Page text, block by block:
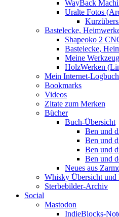
WayBack
Uralte Fotos
Bastelecke,
Shapeoko 2
Bastelecke,
Meine
HolzWerken
Mein Internet-Logbuch
Bookmarks
Videos
Zitate zum Merken
Bücher
Buch-Übersicht
Ben und
Ben und
Ben und
Ben und
Neues aus
Whisky Übersicht und
Sterbebilder-Archiv
Social
Mastodon
IndieBlocks-